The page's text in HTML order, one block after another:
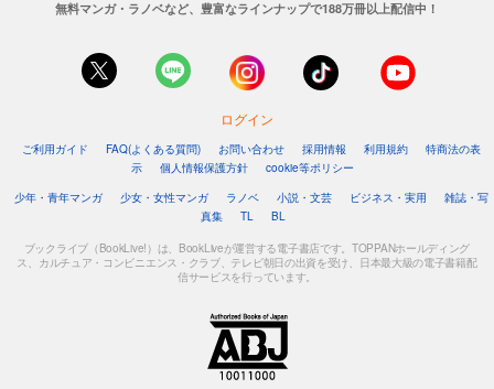
無料マンガ・ラノベなど、豊富なラインナップで188万冊以上配信中！
ログイン
ご利用ガイド FAQ(よくある質問) お問い合わせ 採用情報 利用規約
特商法の表
示
個人情報保護方針
cookie等ポリシー
少年・青年マンガ
少女・女性マンガ ラノベ 小説・文芸 ビジネス・実用
雑誌・写
真集
TL BL
ブックライブ（BookLive!）は、BookLiveが運営する電子書店です。TOPPANホールディング
ス、カルチュア・コンビニエンス・クラブ、テレビ朝日の出資を受け、日本最大級の電子書籍配
信サービスを行っています。